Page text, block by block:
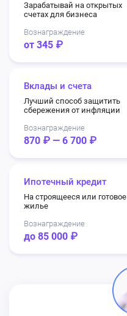
Зарабатывай на открытых
счетах для бизнеса
Вознаграждение
от 345 ₽
Вклады и счета
Лучший способ защитить
сбережения от инфляции
Вознаграждение
870 ₽ — 6 700 ₽
Ипотечный кредит
На строящееся или готовое
жилье
Вознаграждение
до 85 000 ₽